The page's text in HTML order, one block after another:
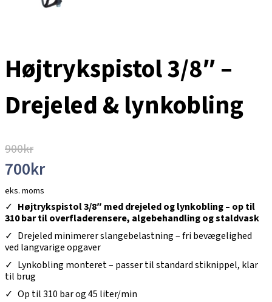
Højtrykspistol 3/8″ –
Drejeled & lynkobling
900kr
700kr
eks. moms
Højtrykspistol 3/8″ med drejeled og lynkobling – op til
310 bar til overfladerensere, algebehandling og staldvask
Drejeled minimerer slangebelastning – fri bevægelighed
ved langvarige opgaver
Lynkobling monteret – passer til standard stiknippel, klar
til brug
Op til 310 bar og 45 liter/min